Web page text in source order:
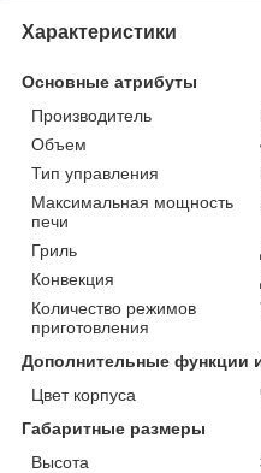
Характеристики
Основные атрибуты
Производитель
Объем
Тип управления
Максимальная мощность
печи
Гриль
Конвекция
Количество режимов
приготовления
Дополнительные функции
Цвет корпуса
Габаритные размеры
Высота